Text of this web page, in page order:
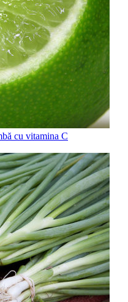
cu vitamina C